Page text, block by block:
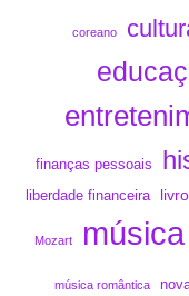
coreano
finanças pessoais
liberdade financeira
Mozart música
música romântica